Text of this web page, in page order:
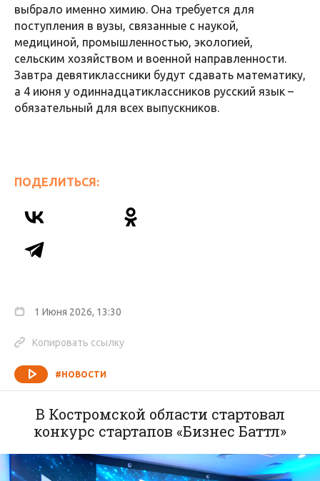
выбрало именно химию. Она требуется для
поступления в вузы, связанные с наукой,
медициной, промышленностью, экологией,
сельским хозяйством и военной направленности.
Завтра девятиклассники будут сдавать математику,
а 4 июня у одиннадцатиклассников русский язык –
обязательный для всех выпускников.
ПОДЕЛИТЬСЯ:
1 Июня 2026, 13:30
Копировать ссылку
#НОВОСТИ
В Костромской области стартовал
конкурс стартапов «Бизнес Баттл»